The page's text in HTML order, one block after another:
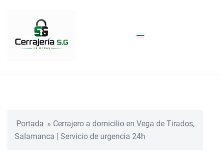
Portada » Cerrajero a domicilio en Vega de Tirados,
Salamanca | Servicio de urgencia 24h